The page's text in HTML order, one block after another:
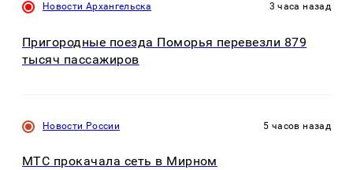
Новости Архангельска 3 часа назад
Пригородные поезда Поморья перевезли 879
тысяч пассажиров
Новости России 5 часов назад
МТС прокачала сеть в Мирном